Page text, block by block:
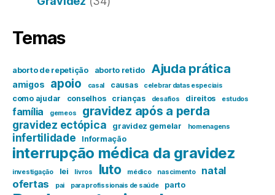
Temas
aborto de repetição aborto retido Ajuda prática
amigos apoio casal causas celebrar datas especiais
como ajudar conselhos crianças desafios direitos estudos
família gemeos gravidez após a perda
gravidez ectópica gravidez gemelar homenagens
infertilidade Informação
interrupção médica da gravidez
investigação lei livros luto médico nascimento natal
ofertas pai para profissionais de saúde parto